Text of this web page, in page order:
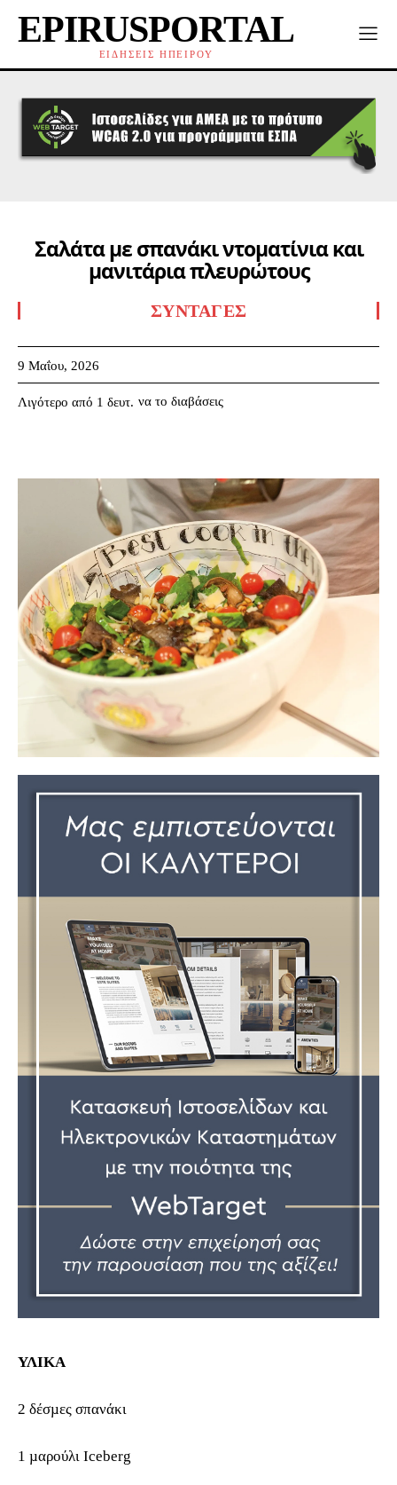
EPIRUSPORTAL
ΕΙΔΗΣΕΙΣ ΗΠΕΙΡΟΥ
Σαλάτα µε σπανάκι ντοµατίνια και
µανιτάρια πλευρώτους
ΣΥΝΤΑΓΈΣ
9 Μαΐου, 2026
Λιγότερο από 1 δευτ. να το διαβάσεις
ΥΛΙΚΑ
2 δέσµες σπανάκι
1 µαρούλι Iceberg